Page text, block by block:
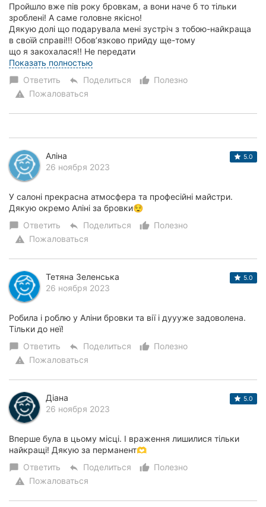
Пройшло вже пів року бровкам, а вони наче б то тільки
зроблені! А саме головне якісно!
Дякую долі що подарувала мені зустріч з тобою-найкраща
в своїй справі!!! Обовʼязково прийду ще-тому
що я закохалася!! Не передати
словами моє захоплення! Я можу...
Показать полностью
chat_bubble Ответить reply Поделиться thumb_up_alt
Полезно
warning Пожаловаться
Аліна
26 ноября 2023
5.0
У салоні прекрасна атмосфера та професійні майстри.
Дякую окремо Аліні за бровки😌
chat_bubble Ответить reply Поделиться thumb_up_alt
Полезно
warning Пожаловаться
Тетяна Зеленська
26 ноября 2023
5.0
Робила і роблю у Аліни бровки та вії і дуууже задоволена.
Тільки до неї!
chat_bubble Ответить reply Поделиться thumb_up_alt
Полезно
warning Пожаловаться
Діана
26 ноября 2023
5.0
Вперше була в цьому місці. І враження лишилися тільки
найкращі! Дякую за перманент🫶
chat_bubble Ответить reply Поделиться thumb_up_alt
Полезно
warning Пожаловаться